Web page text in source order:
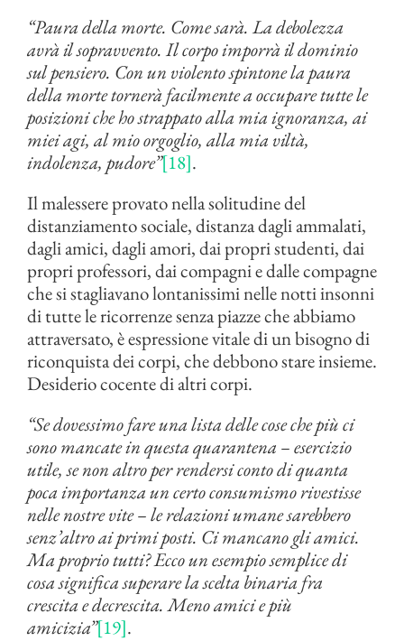
“Paura della morte. Come sarà. La debolezza
avrà il sopravvento. Il corpo imporrà il dominio
sul pensiero. Con un violento spintone la paura
della morte tornerà facilmente a occupare tutte le
posizioni che ho strappato alla mia ignoranza, ai
miei agi, al mio orgoglio, alla mia viltà,
indolenza, pudore”[18].
Il malessere provato nella solitudine del
distanziamento sociale, distanza dagli ammalati,
dagli amici, dagli amori, dai propri studenti, dai
propri professori, dai compagni e dalle compagne
che si stagliavano lontanissimi nelle notti insonni
di tutte le ricorrenze senza piazze che abbiamo
attraversato, è espressione vitale di un bisogno di
riconquista dei corpi, che debbono stare insieme.
Desiderio cocente di altri corpi.
“Se dovessimo fare una lista delle cose che più ci
sono mancate in questa quarantena – esercizio
utile, se non altro per rendersi conto di quanta
poca importanza un certo consumismo rivestisse
nelle nostre vite – le relazioni umane sarebbero
senz’altro ai primi posti. Ci mancano gli amici.
Ma proprio tutti? Ecco un esempio semplice di
cosa significa superare la scelta binaria fra
crescita e decrescita. Meno amici e più
amicizia”[19].